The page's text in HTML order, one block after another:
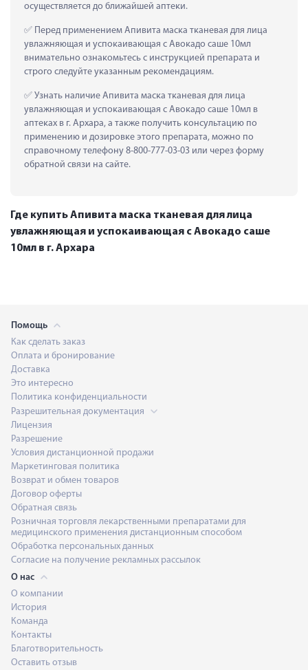
осуществляется до ближайшей аптеки.
Перед применением Апивита маска тканевая для лица
увлажняющая и успокаивающая с Авокадо саше 10мл
внимательно ознакомьтесь с инструкцией препарата и
строго следуйте указанным рекомендациям.
Узнать наличие Апивита маска тканевая для лица
увлажняющая и успокаивающая с Авокадо саше 10мл в
аптеках в г. Архара, а также получить консультацию по
применению и дозировке этого препарата, можно по
справочному телефону 8-800-777-03-03 или через форму
обратной связи на сайте.
Где купить Апивита маска тканевая для лица
увлажняющая и успокаивающая с Авокадо саше
10мл в г. Архара
Помощь
Как сделать заказ
Оплата и бронирование
Доставка
Это интересно
Политика конфиденциальности
Разрешительная документация
Лицензия
Разрешение
Условия дистанционной продажи
Маркетинговая политика
Возврат и обмен товаров
Договор оферты
Обратная связь
Розничная торговля лекарственными препаратами для
медицинского применения дистанционным способом
Обработка персональных данных
Согласие на получение рекламных рассылок
О нас
О компании
История
Команда
Контакты
Благотворительность
Оставить отзыв